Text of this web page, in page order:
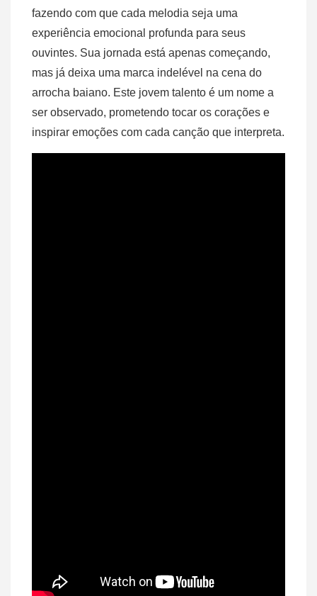
fazendo com que cada melodia seja uma
experiência emocional profunda para seus
ouvintes. Sua jornada está apenas começando,
mas já deixa uma marca indelével na cena do
arrocha baiano. Este jovem talento é um nome a
ser observado, prometendo tocar os corações e
inspirar emoções com cada canção que interpreta.